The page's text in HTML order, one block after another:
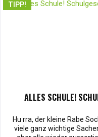
TIPP!
ALLES SCHULE!
Hu rra, der kleine Rabe
viele ganz wichtige